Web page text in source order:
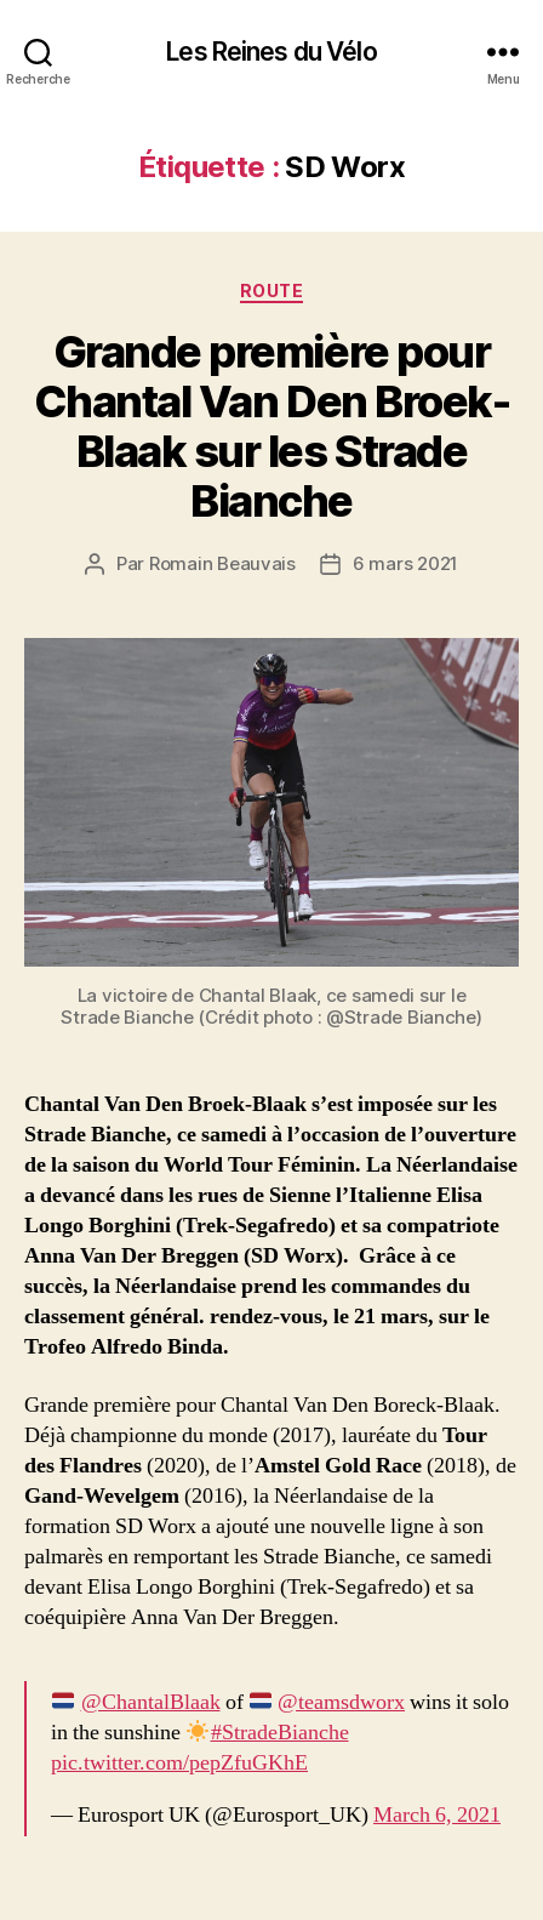
Recherche
Les Reines du Vélo
Menu
Étiquette : SD Worx
Catégories
ROUTE
Grande première pour
Chantal Van Den Broek-
Blaak sur les Strade
Bianche
Auteur
Par Romain Beauvais
Date6 mars 2021
La victoire de Chantal Blaak, ce samedi sur le
Strade Bianche (Crédit photo : @Strade Bianche)
Chantal Van Den Broek-Blaak s’est imposée sur les
Strade Bianche, ce samedi à l’occasion de l’ouverture
de la saison du World Tour Féminin. La Néerlandaise
a devancé dans les rues de Sienne l’Italienne Elisa
Longo Borghini (Trek-Segafredo) et sa compatriote
Anna Van Der Breggen (SD Worx). Grâce à ce
succès, la Néerlandaise prend les commandes du
classement général. rendez-vous, le 21 mars, sur le
Trofeo Alfredo Binda.
Grande première pour Chantal Van Den Boreck-Blaak.
Déjà championne du monde (2017), lauréate duTour
des Flandres(2020), de l’Amstel Gold Race(2018), de
Gand-Wevelgem(2016), la Néerlandaise de la
formation SD Worx a ajouté une nouvelle ligne à son
palmarès en remportant les Strade Bianche, ce samedi
devant Elisa Longo Borghini (Trek-Segafredo) et sa
coéquipière Anna Van Der Breggen.
@ChantalBlaakof @teamsdworxwins it solo
in the sunshine
#StradeBianche
pic.twitter.com/pepZfuGKhE
— Eurosport UK (@Eurosport_UK)March 6, 2021